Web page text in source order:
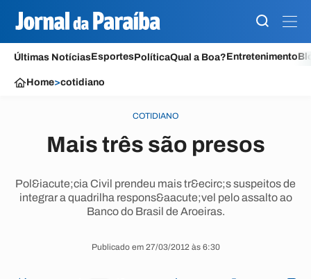
Últimas NotíciasEsportesPolíticaQual a Boa?Entretenimento
Home>cotidiano
COTIDIANO
Mais três são presos
Pol&iacute;cia Civil prendeu mais tr&ecirc;s suspeitos de
integrar a quadrilha respons&aacute;vel pelo assalto ao
Banco do Brasil de Aroeiras.
Publicado em 27/03/2012 às 6:30